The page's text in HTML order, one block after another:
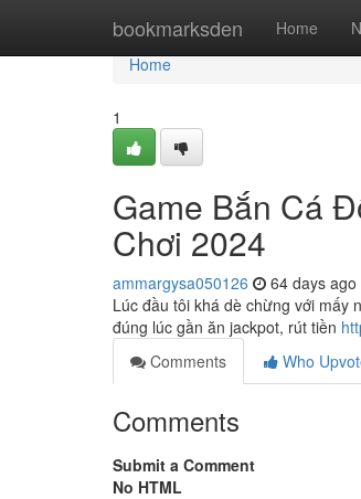
bookmarksden Home
Home
Home
1
Game Bắn Cá
Chơi 2024
ammargysa050126 64 days ago
Lúc đầu tôi khá dè chừng với mấy
đúng lúc gần ăn jackpot, rút tiền
Comments
Who
Comments
Submit a Comment
No HTML